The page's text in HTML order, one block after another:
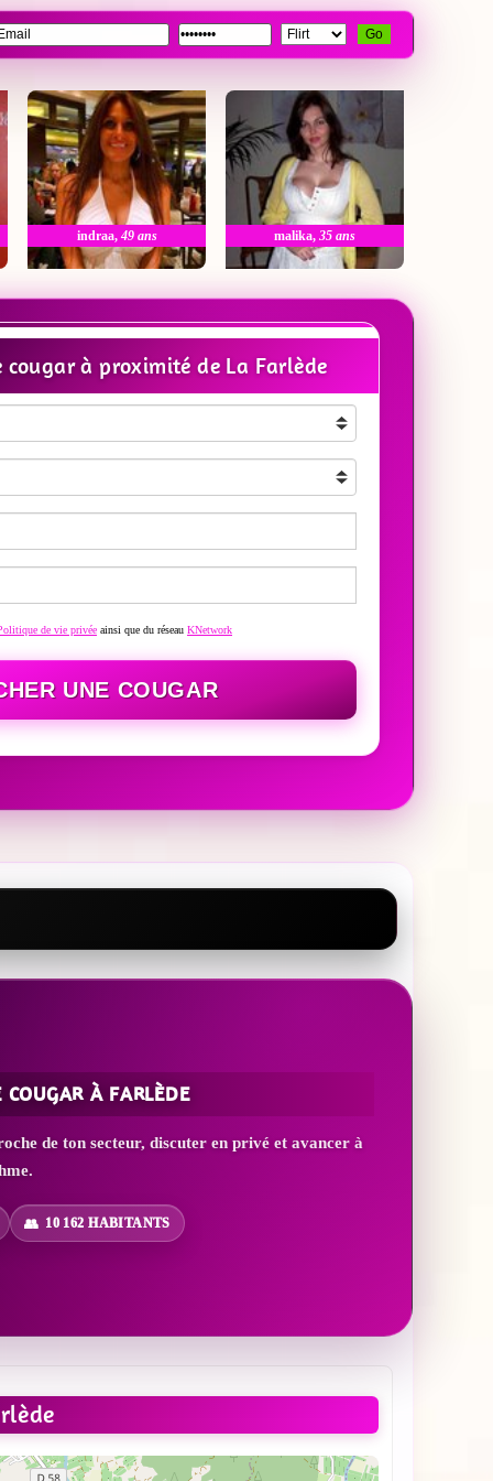
Go
indraa, 49 ans malika, 35 ans
cougar à proximité de La Farlède
de vie privée ainsi que du réseau KNetwork
UNE COUGAR
À FARLÈDE
de ton secteur, discuter en privé et avancer à
10 162 HABITANTS